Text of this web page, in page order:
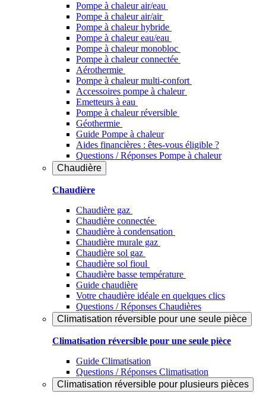
Pompe à chaleur air/eau
Pompe à chaleur air/air
Pompe à chaleur hybride
Pompe à chaleur​ eau/eau
Pompe à chaleur monobloc
Pompe à chaleur connectée
Aérothermie
Pompe à chaleur multi-confort
Accessoires pompe à chaleur
Emetteurs à eau
Pompe à chaleur réversible
Géothermie
Guide Pompe à chaleur
Aides financières : êtes-vous éligible ?
Questions / Réponses Pompe à chaleur
Chaudière
Chaudière
Chaudière gaz
Chaudière connectée
Chaudière à condensation
Chaudière murale gaz
Chaudière sol gaz
Chaudière sol fioul
Chaudière basse température
Guide chaudière
Votre chaudière idéale en quelques clics
Questions / Réponses Chaudières
Climatisation réversible pour une seule pièce
Climatisation réversible pour une seule pièce
Guide Climatisation
Questions / Réponses Climatisation
Climatisation réversible pour plusieurs pièces